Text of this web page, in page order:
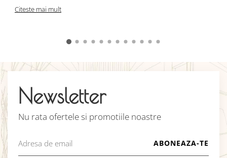
Citeste mai mult
Newsletter
Nu rata ofertele si promotiile noastre